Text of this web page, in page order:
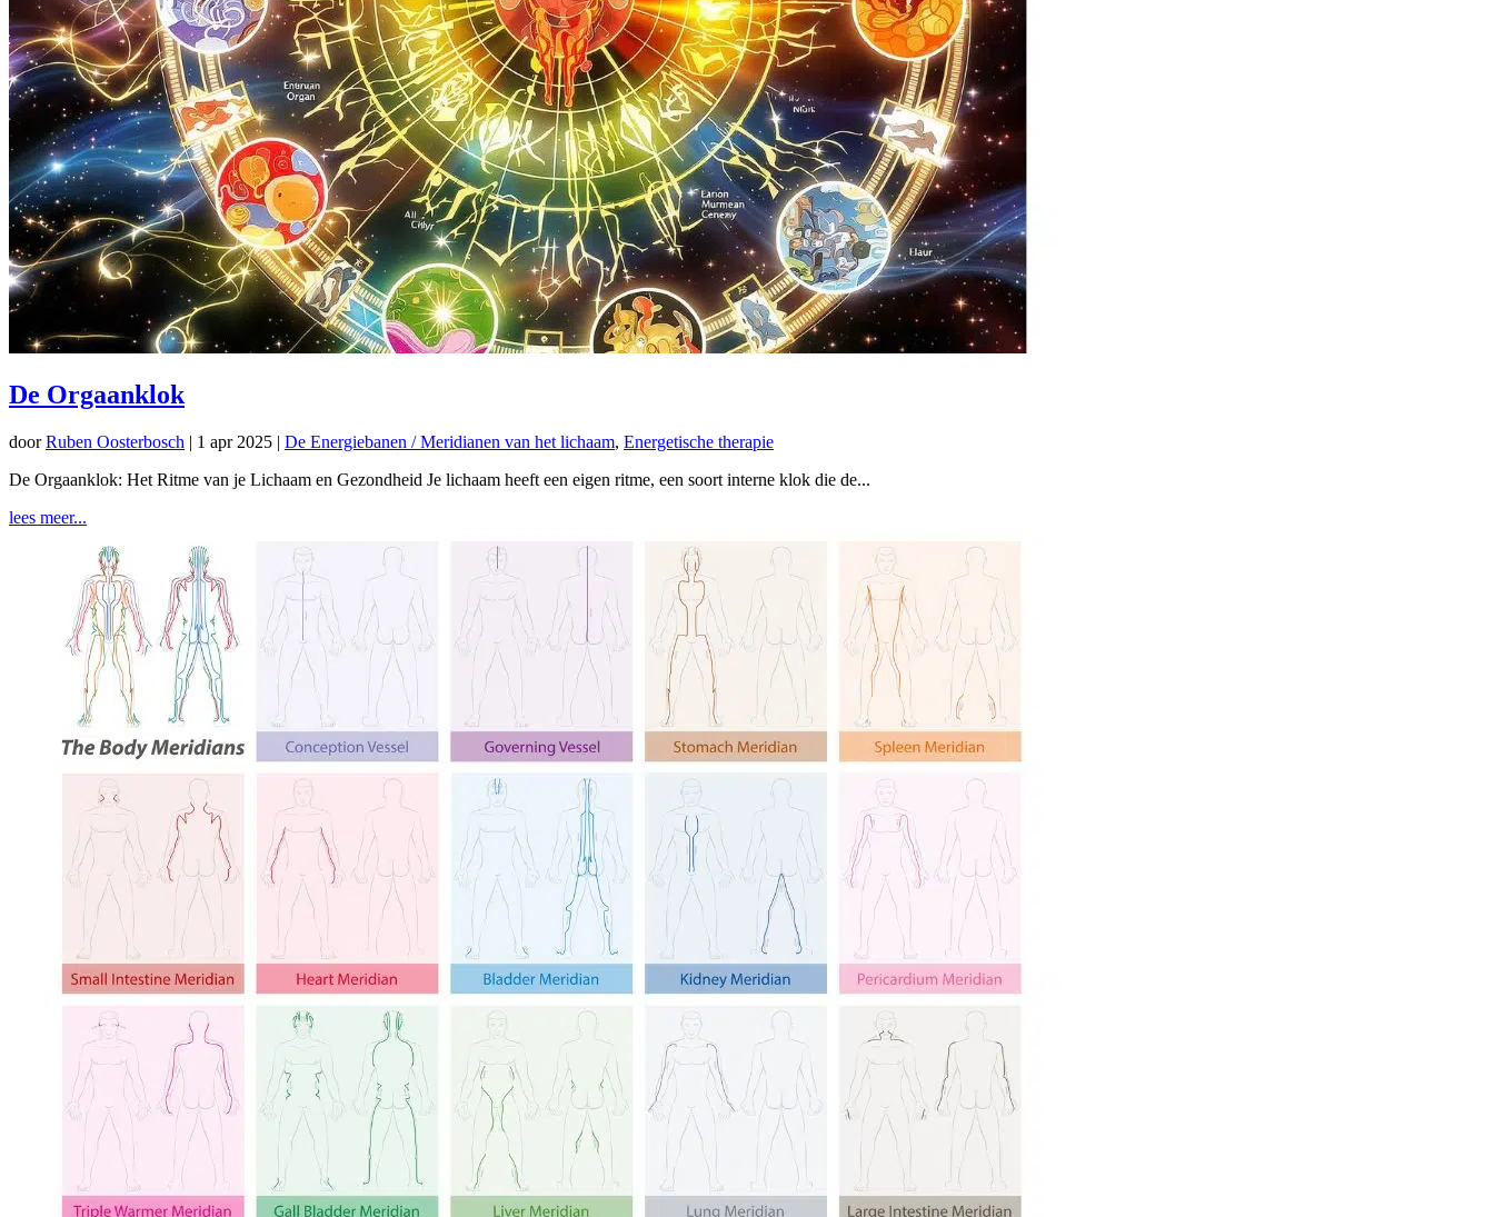
De Orgaanklok
doorRuben Oosterbosch | 1 apr 2025 | De Energiebanen / Meridianen van het lichaam, Energetische therapie
De Orgaanklok: Het Ritme van je Lichaam en Gezondheid Je lichaam heeft een eigen ritme, een soort interne klok die de...
lees meer...